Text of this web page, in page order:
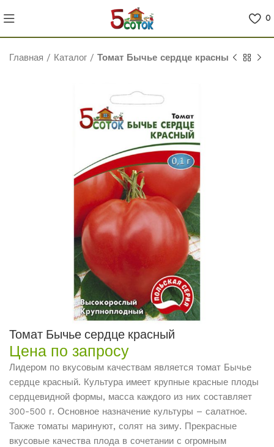
0
Главная / Каталог / Томат Бычье сердце красный
Томат Бычье сердце красный
Цена по запросу
Лидером по вкусовым качествам является томат Бычье
сердце красный. Культура имеет крупные красные плоды
сердцевидной формы, масса каждого из них составляет
300-500 г. Основное назначение культуры – салатное.
Также томаты маринуют, солят на зиму. Прекрасные
вкусовые качества плода в сочетании с огромным